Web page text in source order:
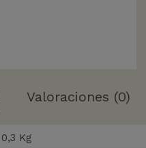
Valoraciones (0)
0,3 Kg